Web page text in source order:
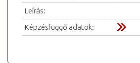
Leírás:
Képzésfüggő adatok: